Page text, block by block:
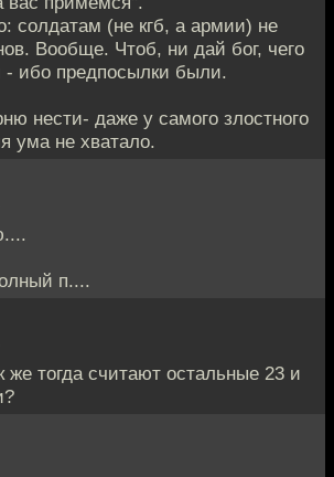
солдатам (не кгб, а армии) не
Вообще. Чтоб, ни дай бог, чего
- ибо предпосылки были.
нести- даже у самого злостного
ума не хватало.
п....
же тогда считают остальные 23 и